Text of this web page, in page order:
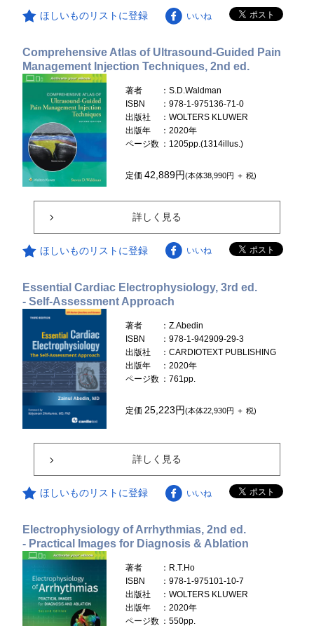
ほしいものリストに登録 いいね
Comprehensive Atlas of Ultrasound-Guided Pain
Management Injection Techniques, 2nd ed.
著者
：S.D.Waldman
ISBN
：978-1-975136-71-0
出版社
：WOLTERS KLUWER
出版年
：2020年
ページ数 ：1205pp.(1314illus.)
定価42,889円(本体38,990円 ＋ 税)
詳しく見る
ほしいものリストに登録 いいね
Essential Cardiac Electrophysiology, 3rd ed.
- Self-Assessment Approach
著者
：Z.Abedin
ISBN
：978-1-942909-29-3
出版社
：CARDIOTEXT PUBLISHING
出版年
：2020年
ページ数 ：761pp.
定価 25,223円(本体22,930円 ＋ 税)
詳しく見る
ほしいものリストに登録 いいね
Electrophysiology of Arrhythmias, 2nd ed.
- Practical Images for Diagnosis & Ablation
著者
：R.T.Ho
ISBN
：978-1-975101-10-7
出版社
：WOLTERS KLUWER
出版年
：2020年
ページ数 ：550pp.